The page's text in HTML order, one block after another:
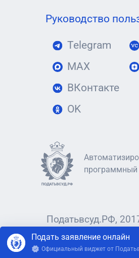
Подать заявление онлайн
Официальный виджет от
Руководство
Telegram
MAX
ВКонтакте
OK
программный
Податьвсуд.РФ,